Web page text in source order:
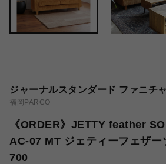
ジャーナルスタンダード ファニチ
福岡PARCO
《ORDER》JETTY feather
AC-07 MT ジェティーフェザー
700